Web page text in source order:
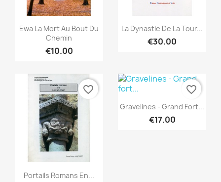
Quick view
Ewa La Mort Au Bout Du
Chemin
€10.00
Quick view
La Dynastie De La Tour...
€30.00
Quick view
Portails Romans En...
favorite_border
Quick view
Gravelines - Grand Fort...
€17.00
favorite_border